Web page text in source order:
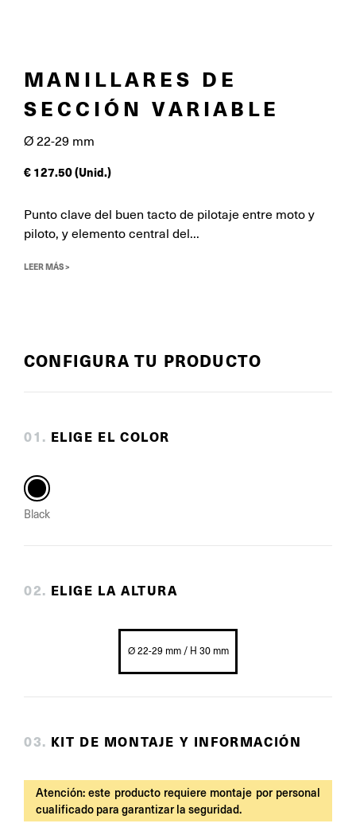
MANILLARES DE
SECCIÓN VARIABLE
Ø 22-29 mm
€ 127.50(Unid.)
Punto clave del buen tacto de pilotaje entre moto y
piloto, y elemento central del...
LEER MÁS >
CONFIGURA TU PRODUCTO
01 . ELIGE EL COLOR
Black
02. ELIGE LA ALTURA
Ø 22-29 mm / H 30 mm
03. KIT DE MONTAJE Y INFORMACIÓN
Atención: este producto requiere montaje por personal
cualificado para garantizar la seguridad.